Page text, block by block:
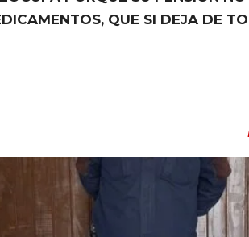
QUE SI DEJA DE